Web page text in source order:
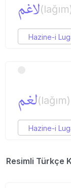
لاغم
Hazine-i
لغم(lağım)
Hazine-i
Resimli Türkçe